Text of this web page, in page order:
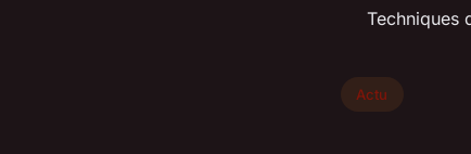
Techniques
Actu